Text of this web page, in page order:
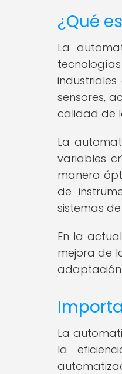
¿Qué
La
sensores,
calidad de
La
variables
manera
de
sistemas
En la
mejora de
adaptación
La
la